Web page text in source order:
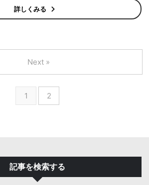
詳しくみる
1 2
Next »
記事を検索する